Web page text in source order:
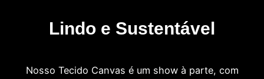
Lindo e Sustentável
Nosso Tecido Canvas é um show à parte, com